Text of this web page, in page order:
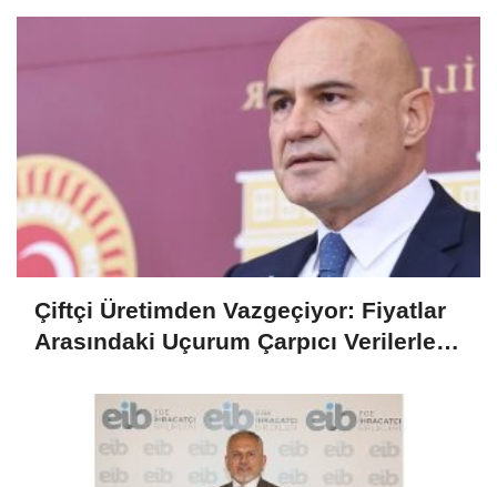
Çiftçi Üretimden Vazgeçiyor: Fiyatlar
Arasındaki Uçurum Çarpıcı Verilerle